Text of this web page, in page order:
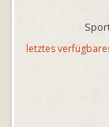
letztes